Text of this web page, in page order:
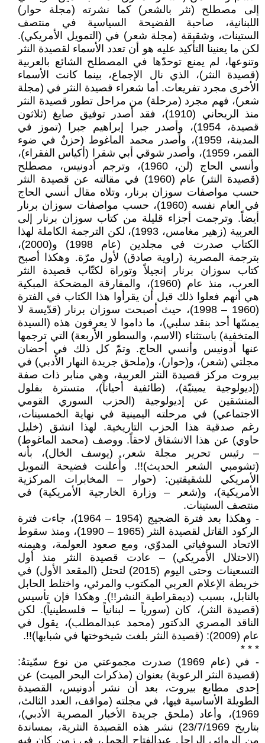
إلى مصطلح (نثر بالشعر) كما نشرته (مجلة حوار)
اللبنانية، صاحبة الفضيحة السياسية في منتصف
الستينات، وشقيقة (مجلة شعر) في (التمويل الأمريكي).
لكن ما يعنينا التأكيد عليه هو أن تعدد الأسماء لقصيدة النثر
وتنوعها، لم يمنع توحدّها في المصطلح الشائع بالعربية
(قصيدة النثر)، الذي نال الإجماع، بينما كانت الأسماء
الأخرى مجرد تفريعات. أما شعراء قصيدة النثر في (مجلة
شعر)، فهم مجرد (مرحلة) من مراحل تطور قصيدة النثر
منذ الريحاني (1910)، فقد أصدر توفيق صايغ (ثلاثون
قصيدة، 1954)، وأصدر جبرا إبراهيم جبرا (تموز في
المدينة، 1959)، وأصدر محمد الماغوط (حزنٌ في ضوء
القمر، 1959)، وأصدر شوقي أبي شقرا (أكياس الفقراء)،
وأنسي الحاج (لن، 1960)، وترجم أدونيس، مصطلح
(قصيدة النثر) عام (1960) في مقالته عن قصيدة النثر
حسب مواصفات سوزان برنار، وتلاه مقال أنسي الحاج
في العام نفسه (1960)، حسب مواصفات سوزان برنار
أيضاً. وترجمت أجزاء قليلة من كتاب سوزان برنار إلى
العربية (زهير مغامس، 1993)، لكن الترجمة الكاملة لهذا
الكتاب صدرت في مجلدين (عام 1998) و(2000)،
بترجمة المصرية (راوية صادق) لأول مرّة. وهكذا أصبح
كتاب سوزان برنار إنجيلاً وتوراة لكتّاب قصيدة النثر
العرب، منذ عام (1960)، والمفارقة المضحكة المبكية
هي أنهم فعلوا ذلك قبل أن يقرأوا هذا الكتاب في الفترة
(1960 – 1998)، حيث أصبحت سوزان برنار (قدّيسة لا
يمسّها أحد بنقد سلبي)، ما داموا لا يعرفون هذه (السيدة
المتخفية) باستثناء (الاسم، والسطور الأربعة) التي ترجمها
عنها أدونيس وأنسي الحاج. وتمّ كل ذلك في أحضان
مجلتي (شعر)، و(حوار)، و(ملحق جريدة النهار الأدبي) في
بيروت مركز قصيدة النثر العربية، وهي منابر ذات صفة
(إديولوجية يمينيّة)، (طائفية أحياناً)، متسترة بفلول
المنشقين عن إديولوجية (الحزب السوري القومي
الاجتماعي) في مرحلته اليمينية في نهاية الخمسينات،
رغم صدقية هذا الحزب التاريخية. لهذا انشق (خليل
حاوي) عن هذا الانشقاق لاحقاً. ووصف (محمد الماغوط)
– رئيس تحرير مجلة شعر، (يوسف الخال)، بأنه
(تشومبي الشعر الحديث)!!. وأُعلنت فضيحة التمويل
الأمريكي للشقيقتين: (حوار – المخابرات المركزية
الأمريكية)، و(شعر – وزارة الخارجية الأمريكية) في
منتصف الستينات.
- وهكذا بعد فترة الضجيج (1954 – 1964)، جاءت فترة
الركود القاتل لقصيدة النثر (1965 – 1990)، ومنذ سقوط
الاتحاد السوفياتي المدوّي، ومع صعود العولمة، وهيمنه
(الاحتلال الأمريكي) – عادت قصيدة النثر منذ أول
التسعينات وحتى اليوم (2015) لتحتل (المقعد الأول) في
خريطة الإعلام العربي المكتوب والمرئي، واختلط الحابل
بالنابل، بسبب (ديمقراطية النشر!!). وهكذا فإن تأسيس
(قصيدة النثر)، كان (سورياً – لبنانياً – فلسطينياً). لكن
الناقد المصري الدكتور (محمد عبدالمطلب)، يقول في
عام (2009): (قصيدة النثر بلغت شيخوختها في شبابها)!!.
* * *
- في (عام 1969) صدرت مجموعتي من نوع سمّيتهُ:
(قصيدة النثر الرعوية) بعنوان (مذكرات البحر الميت) عن
إحدى مطابع بيروت، بعد أن نشر أدونيس، القصيدة
الطويلة الأساسية فيها، في مجلته (مواقف، العدد الثالث،
1969)، وأعاد (ملحق جريدة الأخبار المصرية الأدبي)،
بتاريخ 23/7/1969) نشر هذه القصيدة النثرية، بمساندة
من الروائي الراحل عبدالفتاح الجمل، في زمن كان فيه